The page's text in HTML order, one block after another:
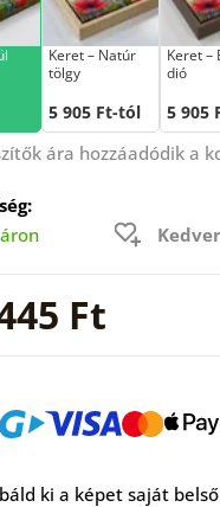
Keret – Natúr
tölgy
5 905 Ft-tól
Keret –
dió
5 905
ára hozzáadódik a
Ft
ki a képet saját